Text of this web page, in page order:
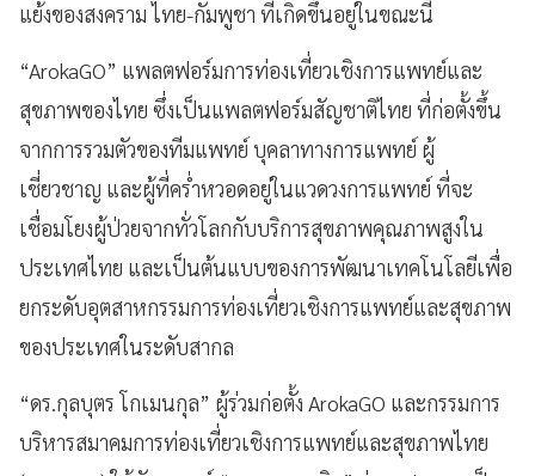
แย้งของสงคราม ไทย-กัมพูชา ที่เกิดขึ้นอยู่ในขณะนี้
“ArokaGO” แพลตฟอร์มการท่องเที่ยวเชิงการแพทย์และ
สุขภาพของไทย ซึ่งเป็นแพลตฟอร์มสัญชาติไทย ที่ก่อตั้งขึ้น
จากการรวมตัวของทีมแพทย์ บุคลาทางการแพทย์ ผู้
เชี่ยวชาญ และผู้ที่คร่ำหวอดอยู่ในแวดวงการแพทย์ ที่จะ
เชื่อมโยงผู้ป่วยจากทั่วโลกกับบริการสุขภาพคุณภาพสูงใน
ประเทศไทย และเป็นต้นแบบของการพัฒนาเทคโนโลยีเพื่อ
ยกระดับอุตสาหกรรมการท่องเที่ยวเชิงการแพทย์และสุขภาพ
ของประเทศในระดับสากล
“ดร.กุลบุตร โกเมนกุล” ผู้ร่วมก่อตั้ง ArokaGO และกรรมการ
บริหารสมาคมการท่องเที่ยวเชิงการแพทย์และสุขภาพไทย